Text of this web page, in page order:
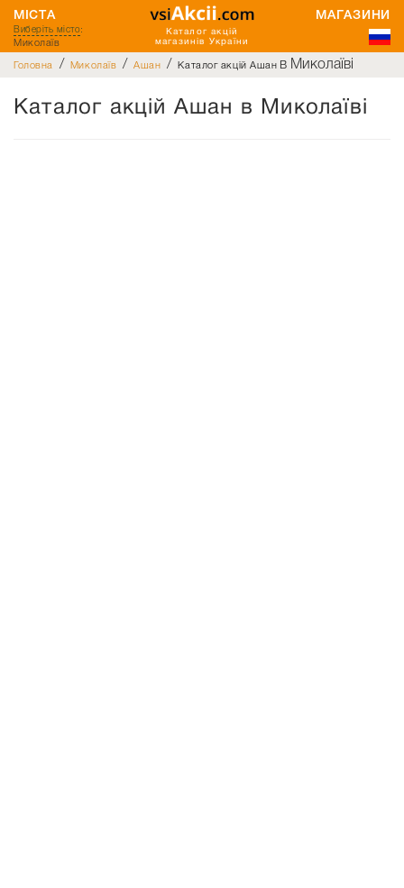
Каталог акцій
магазинів України
МІСТА МАГАЗИНИ
Виберіть місто:
Миколаїв
Головна / Миколаїв / Ашан / Каталог акцій Ашан в Миколаїві
Каталог акцій Ашан в Миколаїві